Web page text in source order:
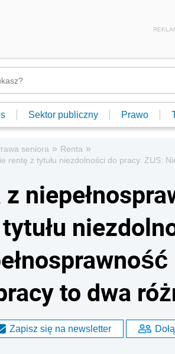
Sektor publiczny Prawo
seniora » Renta »
rentę z tytułu niezdolności do pracy. ZUS:
to dwa
Zapisz się na newsletter